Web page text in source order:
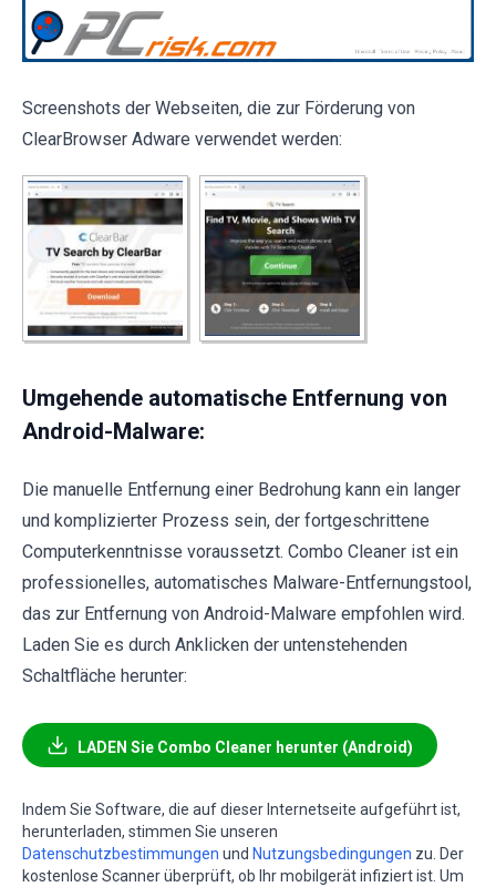
Screenshots der Webseiten, die zur Förderung von
ClearBrowser Adware verwendet werden:
Umgehende automatische Entfernung von
Android-Malware:
Die manuelle Entfernung einer Bedrohung kann ein langer
und komplizierter Prozess sein, der fortgeschrittene
Computerkenntnisse voraussetzt. Combo Cleaner ist ein
professionelles, automatisches Malware-Entfernungstool,
das zur Entfernung von Android-Malware empfohlen wird.
Laden Sie es durch Anklicken der untenstehenden
Schaltfläche herunter:
LADEN Sie Combo Cleaner herunter (Android)
Indem Sie Software, die auf dieser Internetseite aufgeführt ist,
herunterladen, stimmen Sie unseren
Datenschutzbestimmungen und Nutzungsbedingungen zu. Der
kostenlose Scanner überprüft, ob Ihr mobilgerät infiziert ist. Um